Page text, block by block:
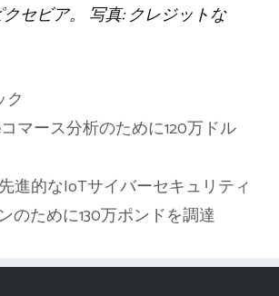
クセビア。 写真: クレジットな
ク
マース分析のために120万ドル
進的なIoTサイバーセキュリティ
のために130万ポンドを調達